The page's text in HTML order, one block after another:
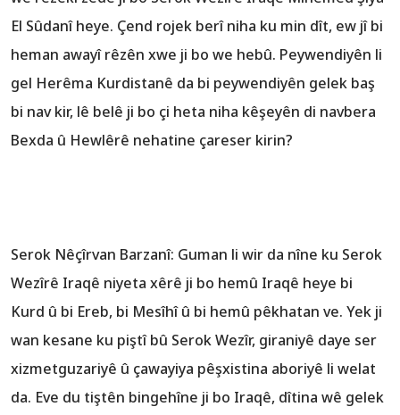
El Sûdanî heye. Çend rojek berî niha ku min dît, ew jî bi
heman awayî rêzên xwe ji bo we hebû. Peywendiyên li
gel Herêma Kurdistanê da bi peywendiyên gelek baş
bi nav kir, lê belê ji bo çi heta niha kêşeyên di navbera
Bexda û Hewlêrê nehatine çareser kirin?
Serok Nêçîrvan Barzanî: Guman li wir da nîne ku Serok
Wezîrê Iraqê niyeta xêrê ji bo hemû Iraqê heye bi
Kurd û bi Ereb, bi Mesîhî û bi hemû pêkhatan ve. Yek ji
wan kesane ku piştî bû Serok Wezîr, giraniyê daye ser
xizmetguzariyê û çawayiya pêşxistina aboriyê li welat
da. Eve du tiştên bingehîne ji bo Iraqê, dîtina wê gelek